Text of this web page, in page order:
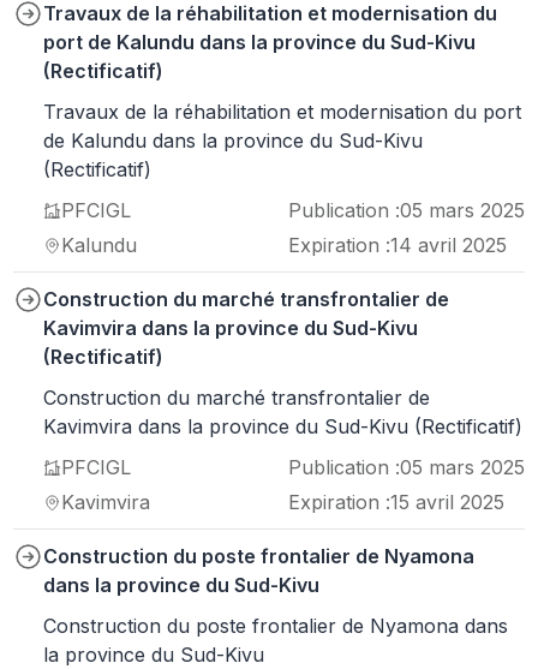
Travaux de la réhabilitation et modernisation du
port de Kalundu dans la province du Sud-Kivu
(Rectificatif)
Travaux de la réhabilitation et modernisation du port
de Kalundu dans la province du Sud-Kivu
(Rectificatif)
PFCIGL
Kalundu
Publication :05 mars 2025
Expiration :14 avril 2025
Construction du marché transfrontalier de
Kavimvira dans la province du Sud-Kivu
(Rectificatif)
Construction du marché transfrontalier de
Kavimvira dans la province du Sud-Kivu (Rectificatif)
PFCIGL
Kavimvira
Publication :05 mars 2025
Expiration :15 avril 2025
Construction du poste frontalier de Nyamona
dans la province du Sud-Kivu
Construction du poste frontalier de Nyamona dans
la province du Sud-Kivu